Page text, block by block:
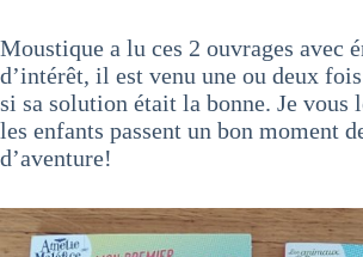
Moustique a lu ces 2 ouvrages avec
d’intérêt, il est venu une ou deux
si sa solution était la bonne. Je vous
les enfants passent un bon moment
d’aventure!